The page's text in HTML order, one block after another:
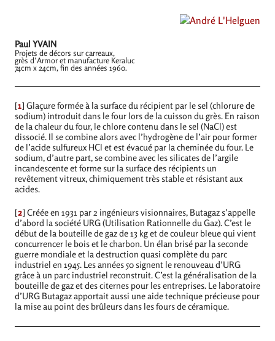
Paul YVAIN
Projets de décors sur carreaux,
grès d’Armor et manufacture Keraluc
74cm x 24cm, fin des années 1960.
[1] Glaçure formée à la surface du récipient par le sel (chlorure de
sodium) introduit dans le four lors de la cuisson du grès. En raison
de la chaleur du four, le chlore contenu dans le sel (NaCl) est
dissocié. Il se combine alors avec l’hydrogène de l’air pour former
de l’acide sulfureux HCl et est évacué par la cheminée du four. Le
sodium, d’autre part, se combine avec les silicates de l’argile
incandescente et forme sur la surface des récipients un
revêtement vitreux, chimiquement très stable et résistant aux
acides.
[2] Créée en 1931 par 2 ingénieurs visionnaires, Butagaz s’appelle
d’abord la société URG(Utilisation Rationnelle du Gaz). C’est le
début de la bouteille de gaz de 13 kg et de couleur bleue qui vient
concurrencer le bois et le charbon. Un élan brisé par la seconde
guerre mondiale et la destruction quasi complète du parc
industriel en 1945. Les années 50 signent le renouveau d’URG
grâce à un parc industriel reconstruit. C’est la généralisation de la
bouteille de gaz et des citernes pour les entreprises. Le laboratoire
d’URG Butagaz apportait aussi une aide technique précieuse pour
la mise au point des brûleurs dans les fours de céramique.